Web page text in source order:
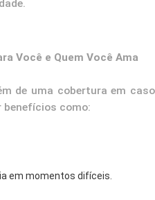
Você e Quem Você Ama
de uma cobertura em caso
benefícios como:
em momentos difíceis.